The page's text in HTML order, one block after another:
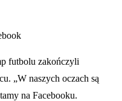
futbolu zakończyli
„W naszych oczach są
na Facebooku.